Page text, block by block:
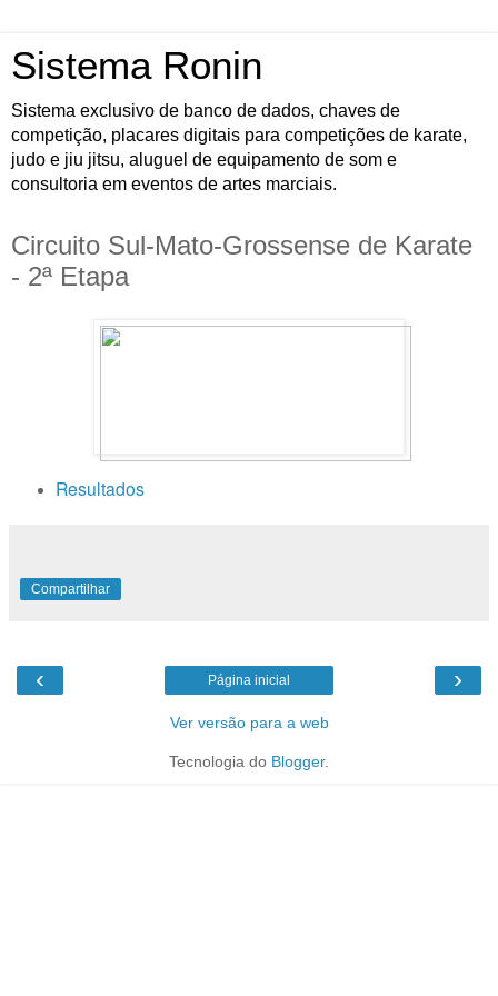
Sistema Ronin
Sistema exclusivo de banco de dados, chaves de
competição, placares digitais para competições de karate,
judo e jiu jitsu, aluguel de equipamento de som e
consultoria em eventos de artes marciais.
Circuito Sul-Mato-Grossense de Karate
- 2ª Etapa
Resultados
Compartilhar
‹ ›
Página inicial
Ver versão para a web
Tecnologia do Blogger.